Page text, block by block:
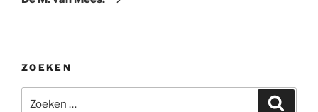
ZOEKEN